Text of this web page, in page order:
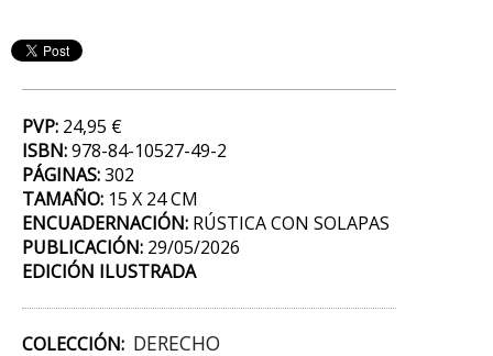
PVP: 24,95 €
ISBN:978-84-10527-49-2
PÁGINAS:302
TAMAÑO: 15 X 24 CM
ENCUADERNACIÓN: RÚSTICA CON SOLAPAS
PUBLICACIÓN: 29/05/2026
EDICIÓN ILUSTRADA
COLECCIÓN: DERECHO